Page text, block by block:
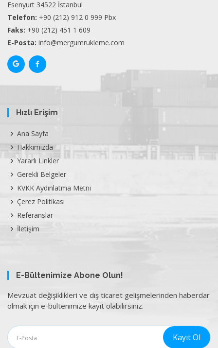
Esenyurt 34522 İstanbul
Telefon: +90 (212) 912 0 999 Pbx
Faks: +90 (212) 451 1 609
E-Posta: info@mergumrukleme.com
Hızlı Erişim
Ana Sayfa
Hakkımızda
Yararlı Linkler
Gerekli Belgeler
KVKK Aydınlatma Metni
Çerez Politikası
Referanslar
İletişim
E-Bültenimize Abone Olun!
Mevzuat değişiklikleri ve dış ticaret gelişmelerinden haberdar
olmak için e-bültenimize kayıt olabilirsiniz.